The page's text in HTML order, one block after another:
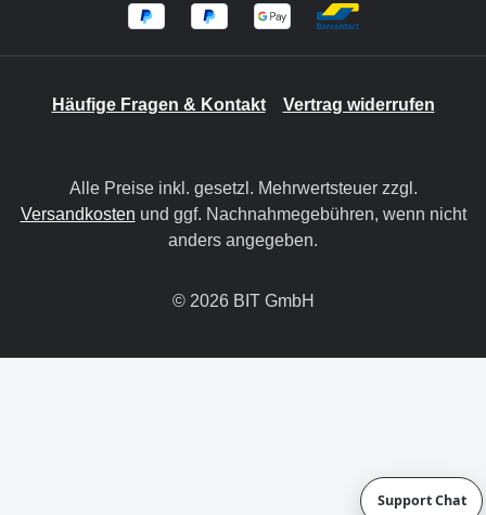
Häufige Fragen & Kontakt Vertrag widerrufen
Alle Preise inkl. gesetzl. Mehrwertsteuer zzgl.
Versandkosten und ggf. Nachnahmegebühren, wenn nicht
anders angegeben.
© 2026 BIT GmbH
Support Chat